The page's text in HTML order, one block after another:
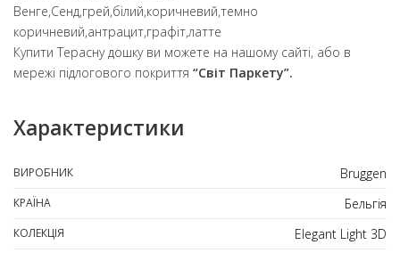
Венге,Сенд,грей,білий,коричневий,темно
коричневий,антрацит,графіт,латте
Купити Терасну дошку ви можете на нашому сайті, або в
мережі підлогового покриття “Світ Паркету”.
Характеристики
ВИРОБНИК Bruggen
КРАЇНА Бельгія
КОЛЕКЦІЯ Elegant Light 3D